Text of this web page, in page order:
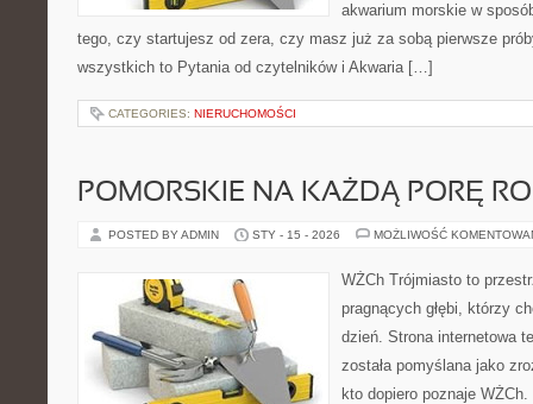
akwarium morskie w
tego, czy startujesz od zera, czy masz już za sobą pierwsze
wszystkich to Pytania od czytelników i Akwaria […]
CATEGORIES: NIERUCHOMOŚCI
POMORSKIE NA KAŻDĄ PORĘ
POSTED BY ADMIN STY - 15 - 2026 MOŻLIWOŚĆ
WŻCh Trójmiasto to
pragnących głębi, którzy
dzień. Strona internetowa
została pomyślana jako
kto dopiero poznaje